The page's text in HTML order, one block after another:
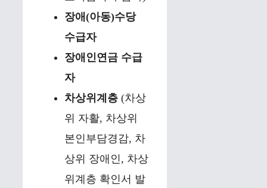
장애(아동)수당
수급자
장애인연금 수급
자
차상위계층 (차상
위 자활, 차상위
본인부담경감, 차
상위 장애인, 차상
위계층 확인서 발